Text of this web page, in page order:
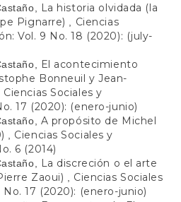
La historia olvidada (la
Pignarre)
Ciencias
Vol. 9 No. 18 (2020): (july-
El acontecimiento
Bonneuil y Jean-
Ciencias Sociales y
17 (2020): (enero-junio)
A propósito de Michel
Ciencias Sociales y
6 (2014)
La discreción o el arte
Zaoui)
Ciencias Sociales
17 (2020): (enero-junio)